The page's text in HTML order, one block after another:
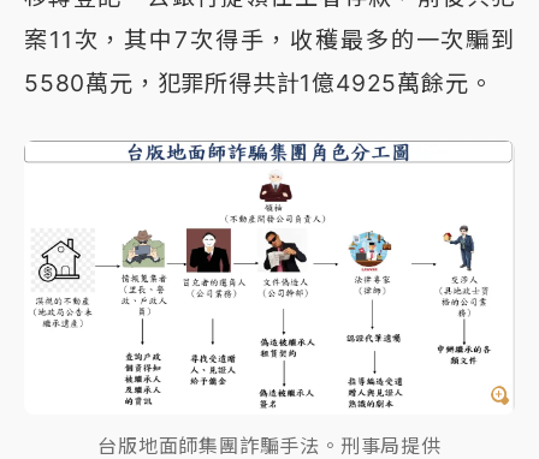
案11次，其中7次得手，收穫最多的一次騙到
5580萬元，犯罪所得共計1億4925萬餘元。
台版地面師集團詐騙手法。刑事局提供